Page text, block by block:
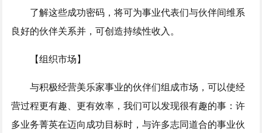
了解这些成功密码，将可为事业代表们与伙伴间维系
良好的伙伴关系并，可创造持续性收入。
【组织市场】
与积极经营美乐家事业的伙伴们组成市场，可以使经
营过程更有趣、更有效率，我们可以发现很有趣的事：许
多业务菁英在迈向成功目标时，与许多志同道合的事业伙